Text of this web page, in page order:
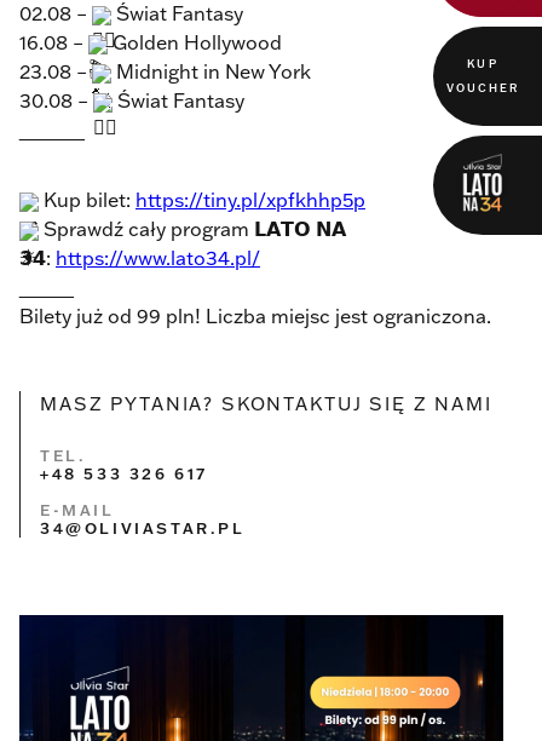
KUP
VOUCHER
02.08 –
Świat Fantasy
16.08 –
Golden Hollywood
23.08 –
Midnight in New York
30.08 –
Świat Fantasy
Kup bilet: https://tiny.pl/xpfkhhp5p
Sprawdź cały program 𝗟𝗔𝗧𝗢 𝗡𝗔
𝟯𝟰: https://www.lato34.pl/
Bilety już od 99 pln! Liczba miejsc jest ograniczona.
MASZ PYTANIA? SKONTAKTUJ SIĘ Z NAMI
TEL.
+48 533 326 617
E-MAIL
34@OLIVIASTAR.PL